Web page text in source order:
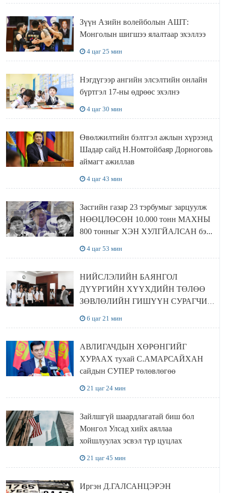
Зүүн Азийн волейболын АШТ:
Монголын шигшээ ялалтаар эхэллээ
4 цаг 25 мин
Нэгдүгээр ангийн элсэлтийн онлайн
бүртгэл 17-ны өдрөөс эхэлнэ
4 цаг 30 мин
Өвөлжилтийн бэлтгэл ажлын хүрээнд
Шадар сайд Н.Номтойбаяр Дорноговь
аймагт ажиллав
4 цаг 43 мин
Засгийн газар 23 тэрбумыг зарцуулж
НӨӨЦЛӨСӨН 10.000 тонн МАХНЫ
800 тонныг ХЭН ХУЛГЙАЛСАН бэ...
4 цаг 53 мин
НИЙСЛЭЛИЙН БАЯНГОЛ
ДҮҮРГИЙН ХҮҮХДИЙН ТӨЛӨӨ
ЗӨВЛӨЛИЙН ГИШҮҮН СУРАГЧИД
6 цаг 21 мин
АВЛИГАЧДЫН ХӨРӨНГИЙГ
ХУРААХ тухай С.АМАРСАЙХАН
сайдын СУПЕР төлөвлөгөө
21 цаг 24 мин
Зайлшгүй шаардлагатай биш бол
Монгол Улсад хийх аяллаа
хойшлуулах эсвэл түр цуцлах
21 цаг 45 мин
Иргэн Д.ГАЛСАНЦЭРЭН